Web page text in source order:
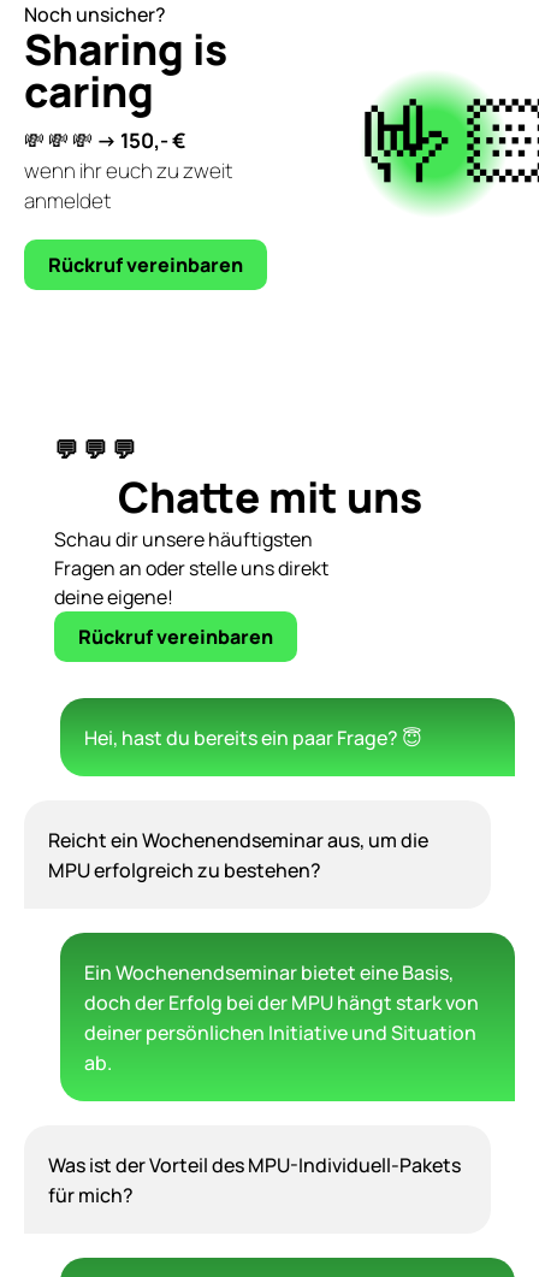
Noch unsicher?
Sharing is
caring
💸 💸 💸 -> 150,- €
wenn ihr euch zu zweit
anmeldet
Rückruf vereinbaren
💬 💬 💬
Chatte mit uns
Schau dir unsere häuftigsten
Fragen an oder stelle uns direkt
deine eigene!
Rückruf vereinbaren
Hei, hast du bereits ein paar Frage? 😇
Reicht ein Wochenendseminar aus, um die
MPU erfolgreich zu bestehen?
Ein Wochenendseminar bietet eine Basis,
doch der Erfolg bei der MPU hängt stark von
deiner persönlichen Initiative und Situation
ab.
Was ist der Vorteil des MPU-Individuell-Pakets
für mich?